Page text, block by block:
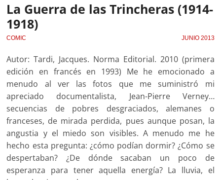
La Guerra de las Trincheras (1914-
1918)
COMIC JUNIO 2013
Autor: Tardi, Jacques. Norma Editorial. 2010 (primera
edición en francés en 1993) Me he emocionado a
menudo al ver las fotos que me suministró mi
apreciado documentalista, Jean-Pierre Verney…
secuencias de pobres desgraciados, alemanes o
franceses, de mirada perdida, pues aunque posan, la
angustia y el miedo son visibles. A menudo me he
hecho esta pregunta: ¿cómo podían dormir? ¿Cómo se
despertaban? ¿De dónde sacaban un poco de
esperanza para tener aquella energía? La lluvia, el